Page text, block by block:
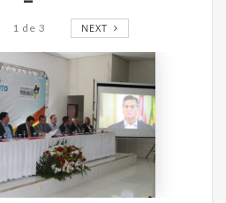
1 de 3 NEXT